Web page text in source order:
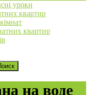
уроки
квартир
квартир
на воде